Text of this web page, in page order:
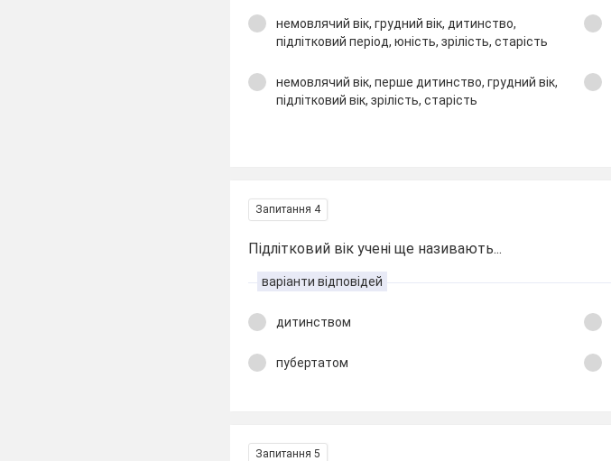
немовлячий вік, грудний вік, дитинство,
підлітковий період, юність, зрілість, старість
немовлячий вік, перше дитинство, грудний вік,
підлітковий вік, зрілість, старість
Запитання 4
Підлітковий вік учені ще називають...
варіанти відповідей
дитинством
пубертатом
Запитання 5